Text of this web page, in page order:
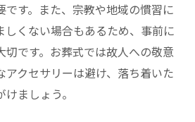
です。また、宗教や地域の慣習に
しくない場合もあるため、事前に
です。お葬式では故人への敬意
アクセサリーは避け、落ち着いた
ましょう。